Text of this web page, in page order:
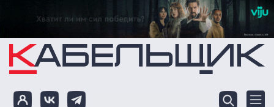
Перейти к основному содержанию